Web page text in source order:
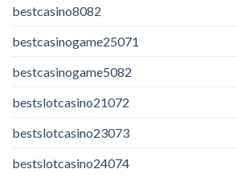
bestcasino8082
bestcasinogame25071
bestcasinogame5082
bestslotcasino21072
bestslotcasino23073
bestslotcasino24074